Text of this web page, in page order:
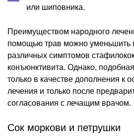
или шиповника.
Преимуществом народного
помощью трав можно уменьшить
различных симптомов
конъюнктивита. Однако,
только в качестве дополнения к
лечения и только после
согласования с лечащим врачом.
Сок моркови и петрушки